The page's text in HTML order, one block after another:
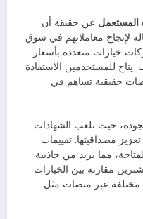
المستعمل عن حقيقة أن
لإنجاح معاملاتهم في سوق
خيارات متعددة بأسعار
للمستخدمين الاستفادة
حقيقية تساهم في
حيث تلعب الشهادات
مصداقيتها. تقييمات
مما يزيد من جاذبية
مقارنة بين الخيارات
مختلفة عبر منصات مثل